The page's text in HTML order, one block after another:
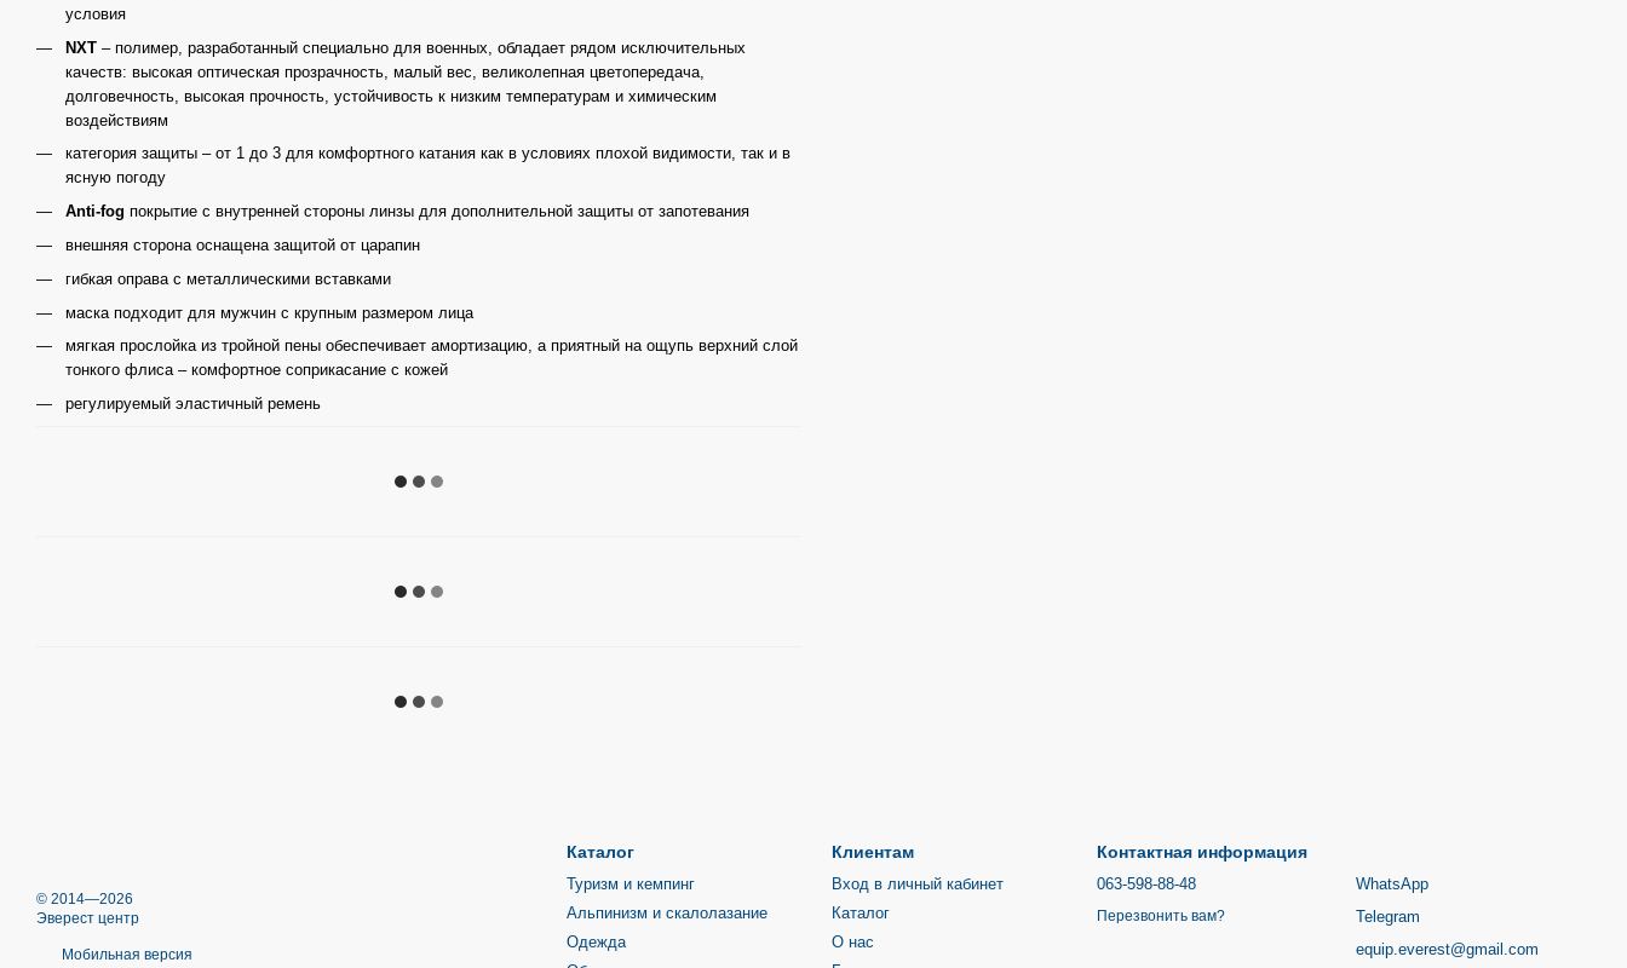
условия
NXT – полимер, разработанный специально для военных, обладает рядом исключительных
качеств: высокая оптическая прозрачность, малый вес, великолепная цветопередача,
долговечность, высокая прочность, устойчивость к низким температурам и химическим
воздействиям
категория защиты – от 1 до 3 для комфортного катания как в условиях плохой видимости, так и в
ясную погоду
Anti-fog покрытие с внутренней стороны линзы для дополнительной защиты от запотевания
внешняя сторона оснащена защитой от царапин
гибкая оправа с металлическими вставками
маска подходит для мужчин с крупным размером лица
мягкая прослойка из тройной пены обеспечивает амортизацию, а приятный на ощупь верхний слой
тонкого флиса – комфортное соприкасание с кожей
регулируемый эластичный ремень
© 2014—2026
Эверест центр
Мобильная версия
Каталог
Туризм и кемпинг
Альпинизм и скалолазание
Одежда
Клиентам
Вход в личный кабинет
Каталог
О нас
Контактная информация
063-598-88-48
Перезвонить вам?
WhatsApp
Telegram
equip.everest@gmail.com